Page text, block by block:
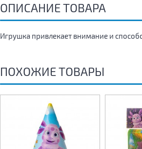
ОПИСАНИЕ ТОВАРА
Игрушка привлекает внимание и
ПОХОЖИЕ ТОВАРЫ